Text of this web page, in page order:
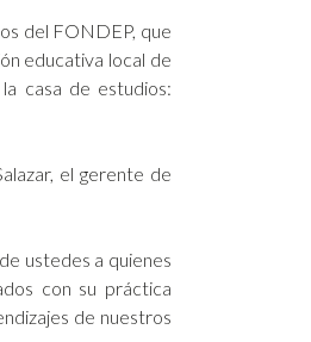
del FONDEP, que
educativa local de
casa de estudios:
el gerente de
ustedes a quienes
con su práctica
de nuestros